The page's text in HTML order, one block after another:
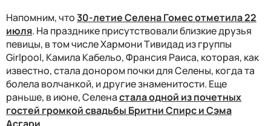
Напомним, что30-летие Селена Гомес отметила 22
июля. На празднике присутствовали близкие друзья
певицы, в том числе Хармони Тивидад из группы
Girlpool, Камила Кабельо, Франсия Раиса, которая, как
известно, стала донором почки для Селены, когда та
болела волчанкой, и другие знаменитости. Еще
раньше, в июне, Селенастала одной из почетных
гостей громкой свадьбы Бритни Спирс и Сэма